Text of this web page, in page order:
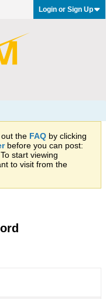
Login or Sign Up
the FAQ by clicking
before you can post:
start viewing
to visit from the